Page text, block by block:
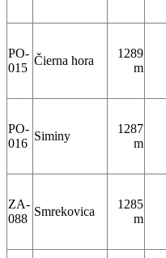
PO-
015
Čierna hora
1289
m
PO-
016
Siminy
1287
m
ZA-
088
Smrekovica
1285
m